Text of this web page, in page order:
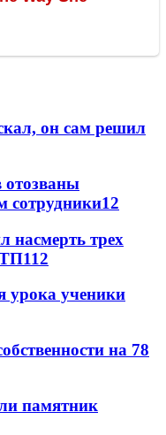
он сам решил
отозваны
сотрудники12
насмерть трех
112
урока ученики
на 78
памятник